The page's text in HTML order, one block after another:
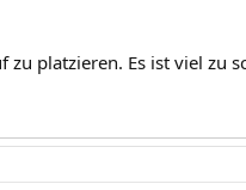
platzieren. Es ist viel zu